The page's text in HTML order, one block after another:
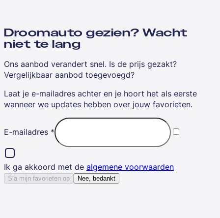
Droomauto gezien? Wacht
niet te lang
Ons aanbod verandert snel. Is de prijs gezakt?
Vergelijkbaar aanbod toegevoegd?
Laat je e-mailadres achter en je hoort het als eerste
wanneer we updates hebben over jouw favorieten.
E-mailadres *
Ik ga akkoord met de algemene voorwaarden
Sla mijn favorieten op Nee, bedankt